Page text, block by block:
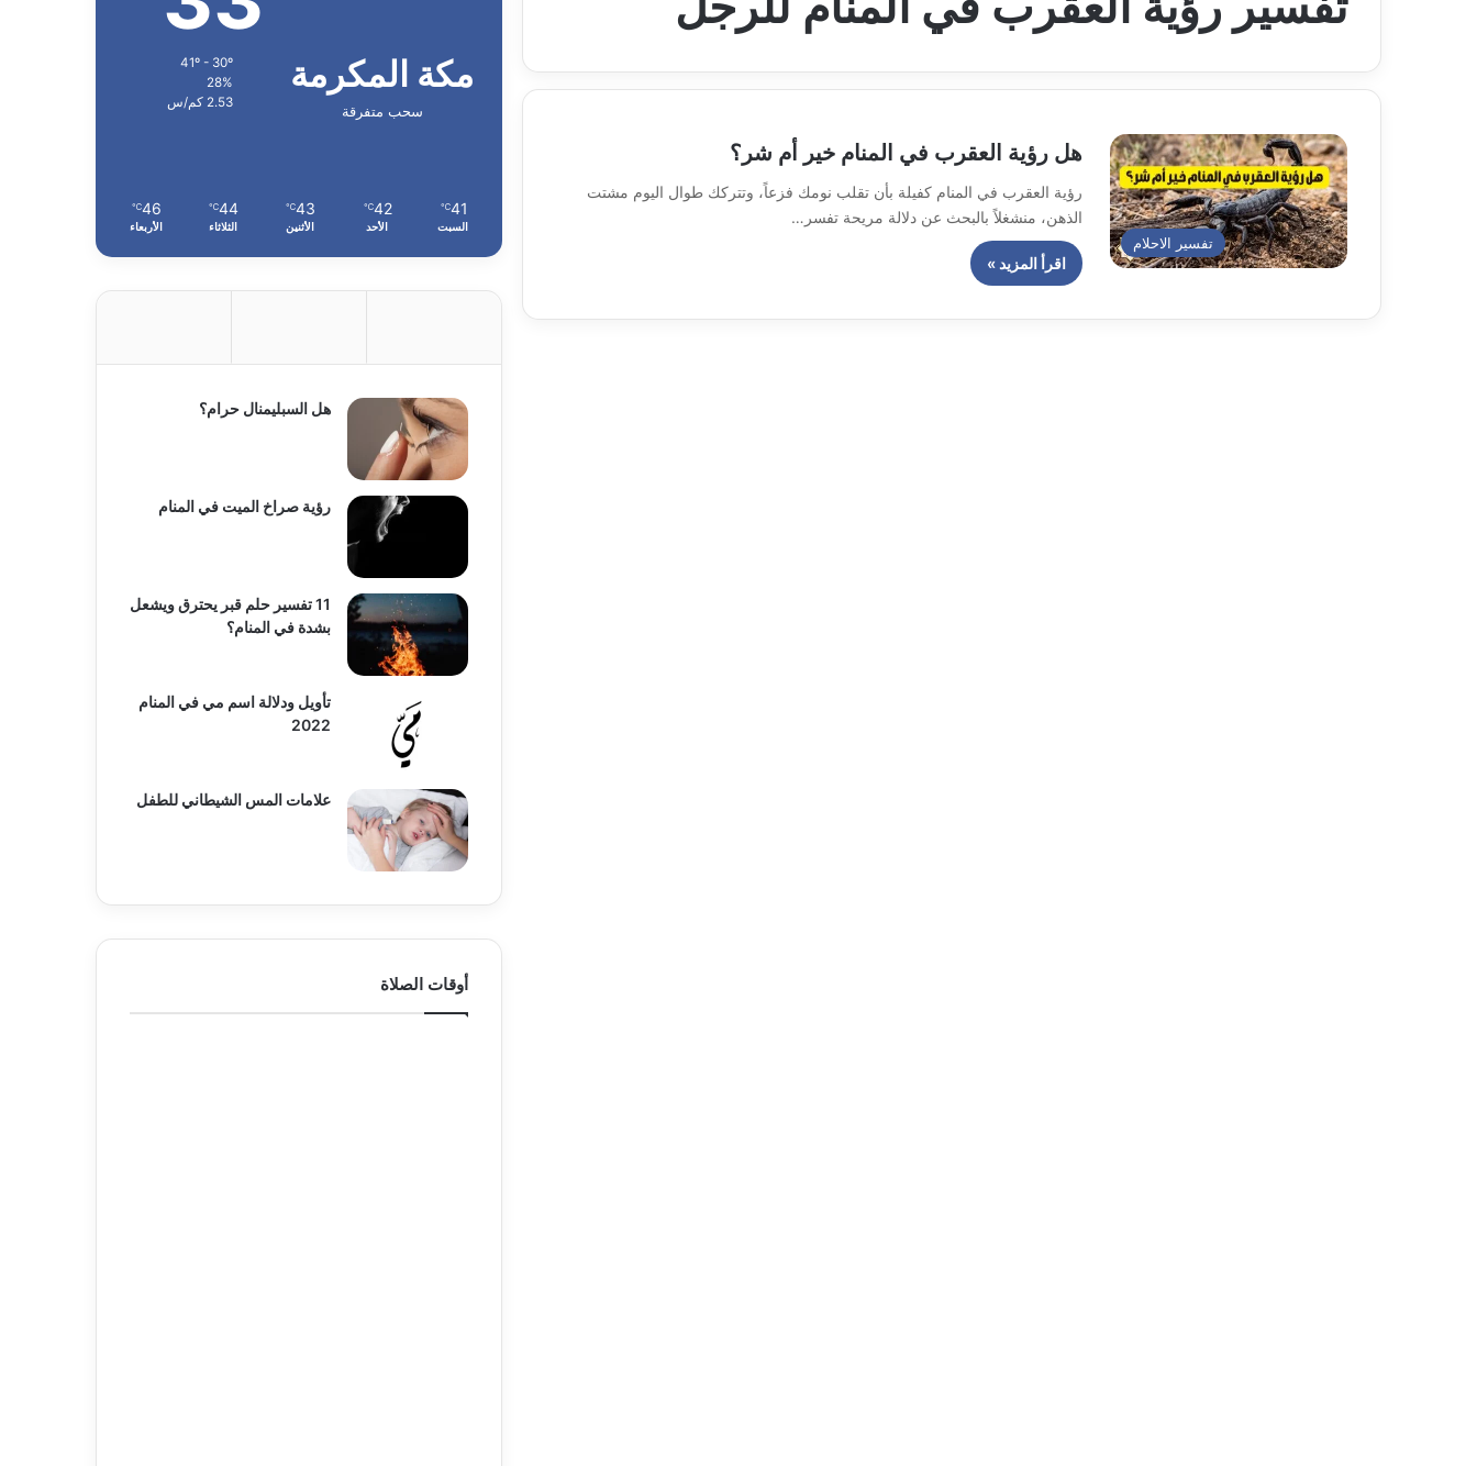
تفسير الاحلام
هل رؤية العقرب في المنام خير أم شر؟
رؤية العقرب في المنام كفيلة بأن تقلب نومك فزعاً، وتتركك طوال اليوم مشتت
الذهن، منشغلاً بالبحث عن دلالة مريحة تفسر…
اقرأ المزيد »
مكة المكرمة
سحب متفرقة
28%
2.53 كم/س
41
℃
السبت
42
℃
الأحد
43
℃
الأثنين
44
℃
الثلاثاء
46
℃
الأربعاء
هل السبليمنال حرام؟
رؤية صراخ الميت في المنام
11 تفسير حلم قبر يحترق ويشعل
بشدة في المنام؟
تأويل ودلالة اسم مي في المنام
2022
علامات المس الشيطاني للطفل
أوقات الصلاة